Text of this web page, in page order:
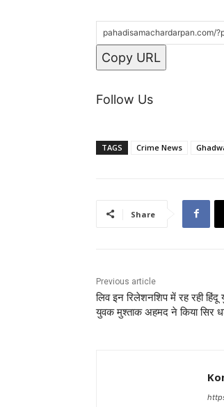
Copy URL
Follow Us
TAGS Crime News
Share
Previous article
लिव इन रिलेशनशिप में रह रही
युवक मुश्ताक अहमद ने किया सिर